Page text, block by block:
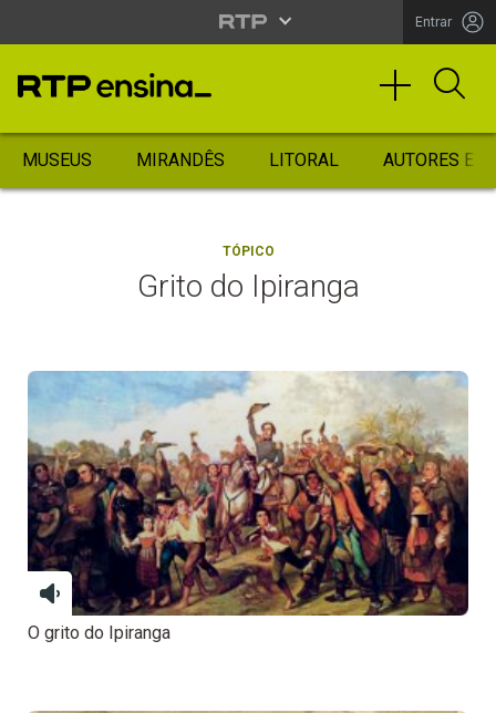
Entrar
MUSEUS MIRANDÊS LITORAL AUTORES
TÓPICO
Grito do Ipiranga
O grito do Ipiranga